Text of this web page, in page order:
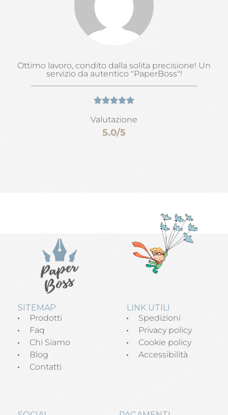
Ottimo lavoro, condito dalla solita precisione! Un
servizio da autentico "PaperBoss"!

Valutazione
5.0/5
SITEMAP
Prodotti
Faq
Chi Siamo
Blog
Contatti
LINK UTILI
Spedizioni
Privacy policy
Cookie policy
Accessibilità